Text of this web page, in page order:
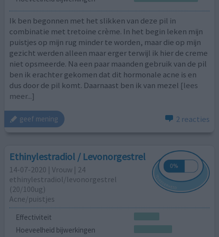
Ik ben begonnen met het slikken van deze pil in
combinatie met tretoine crème. In het begin leken mijn
puistjes op mijn rug minder te worden, maar die op mijn
gezicht werden alleen maar erger terwijl ik hier de creme
niet opsmeerde. Na een paar maanden gebruik van de pil
ben ik erachter gekomen dat dit hormonale acne is en
dus door de pil komt. Daarnaast ben ik van mezel [lees
meer...]
geef mening 2 reacties
Ethinylestradiol / Levonorgestrel
14-07-2020 | Vrouw | 24
ethinylestradiol/levonorgestrel
(20/100ug)
Acne/puistjes
Effectiviteit
Hoeveelheid bijwerkingen